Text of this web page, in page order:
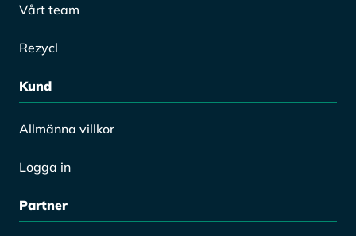
Vårt team
Rezycl
Kund
Allmänna villkor
Logga in
Partner